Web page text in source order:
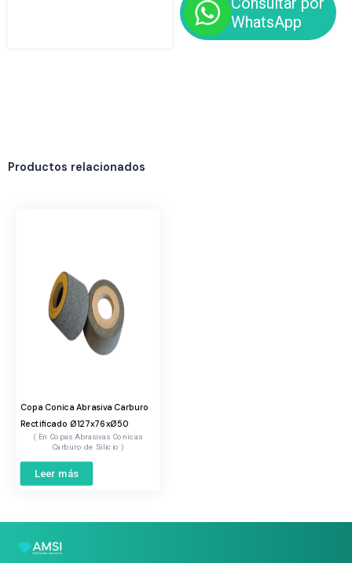
WhatsApp
Productos relacionados
Copa Conica Abrasiva Carburo
Rectificado Ø127x76xØ50
Copas Abrasivas Conicas
Carburo de Silicio
Leer más